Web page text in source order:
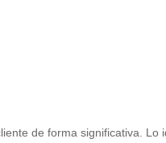
de forma significativa. Lo